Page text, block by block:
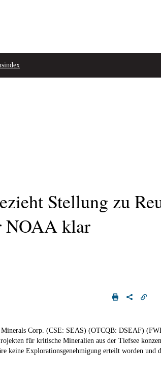
Stellung zu
NOAA klar
Minerals Corp. (CSE: SEAS) (OTCQB: DSEAF)
für kritische Mineralien aus der Tiefsee
keine Explorationsgenehmigung erteilt worden und